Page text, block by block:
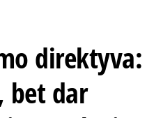
direktyva:
bet dar